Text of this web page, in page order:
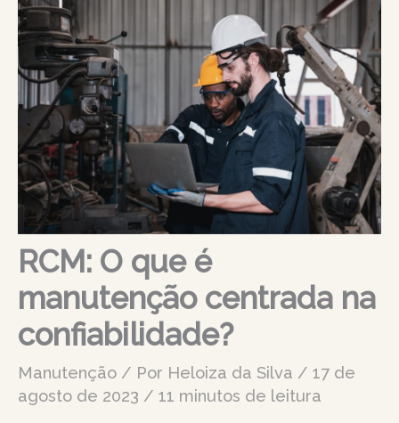
RCM: O que é
manutenção centrada na
confiabilidade?
Manutenção / Por Heloiza da Silva / 17 de
agosto de 2023 / 11 minutos de leitura